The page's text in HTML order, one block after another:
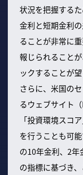
状況を把握する
金利と短期金利
ることが非常に
報じられること
ックすることが望
さらに、米国の
るウェブサイト
「投資環境スコ
を行うことも可
の10年金利、2年
の指標に基づき